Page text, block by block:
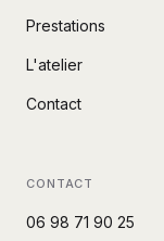
Prestations
L'atelier
Contact
CONTACT
06 98 71 90 25